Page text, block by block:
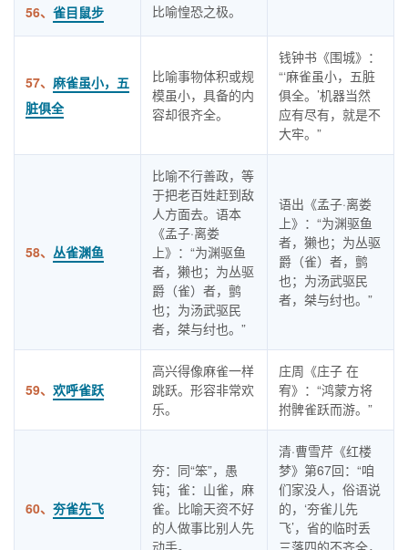
56、 雀目鼠步 比喻惶恐之极。
57、 麻雀虽小，五
脏俱全
比喻事物体积或规
模虽小，具备的内
容却很齐全。
钱钟书《围城》：
“‘麻雀虽小，五脏
俱全。’机器当然
应有尽有，就是不
大牢。”
58、 丛雀渊鱼
比喻不行善政，等
于把老百姓赶到敌
人方面去。语本
《孟子·离娄
上》：“为渊驱鱼
者，獭也；为丛驱
爵（雀）者，鹯
也；为汤武驱民
者，桀与纣也。”
语出《孟子·离娄
上》：“为渊驱鱼
者，獭也；为丛驱
爵（雀）者，鹯
也；为汤武驱民
者，桀与纣也。”
59、 欢呼雀跃
高兴得像麻雀一样
跳跃。形容非常欢
乐。
庄周《庄子 在
宥》：“鸿蒙方将
拊髀雀跃而游。”
60、 夯雀先飞
夯：同“笨”，愚
钝；雀：山雀，麻
雀。比喻天资不好
的人做事比别人先
动手。
清·曹雪芹《红楼
梦》第67回：“咱
们家没人，俗语说
的，‘夯雀儿先
飞’，省的临时丢
三落四的不齐全，